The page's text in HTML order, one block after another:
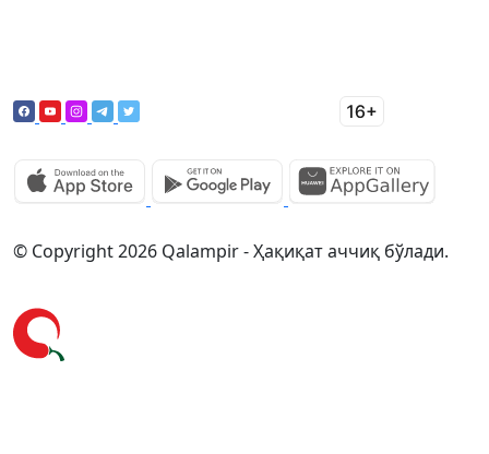
© Copyright 2026 Qalampir - Ҳақиқат аччиқ бўлади.